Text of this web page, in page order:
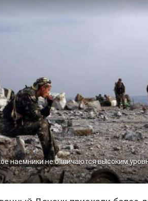
наемники не отличаются высоким